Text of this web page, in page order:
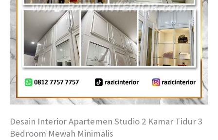
Desain Interior Apartemen Studio 2 Kamar Tidur 3
Bedroom Mewah Minimalis